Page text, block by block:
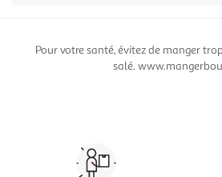
Pour votre santé, évitez de manger
salé.